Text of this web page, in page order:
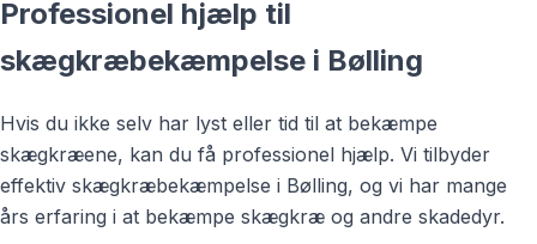
Professionel hjælp til
skægkræbekæmpelse i Bølling
Hvis du ikke selv har lyst eller tid til at bekæmpe
skægkræene, kan du få professionel hjælp. Vi tilbyder
effektiv skægkræbekæmpelse i Bølling, og vi har mange
års erfaring i at bekæmpe skægkræ og andre skadedyr.